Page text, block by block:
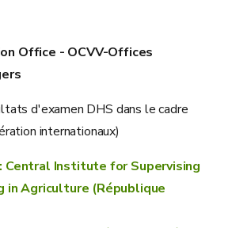
Office - OCVV-Offices
d'examen DHS dans le cadre
internationaux)
: Central Institute for Supervising
in Agriculture (République